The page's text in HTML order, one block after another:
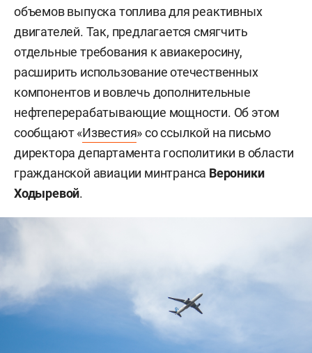
объемов выпуска топлива для реактивных
двигателей. Так, предлагается смягчить
отдельные требования к авиакеросину,
расширить использование отечественных
компонентов и вовлечь дополнительные
нефтеперерабатывающие мощности. Об этом
сообщают «Известия» со ссылкой на письмо
директора департамента госполитики в области
гражданской авиации минтранса Вероники
Ходыревой.